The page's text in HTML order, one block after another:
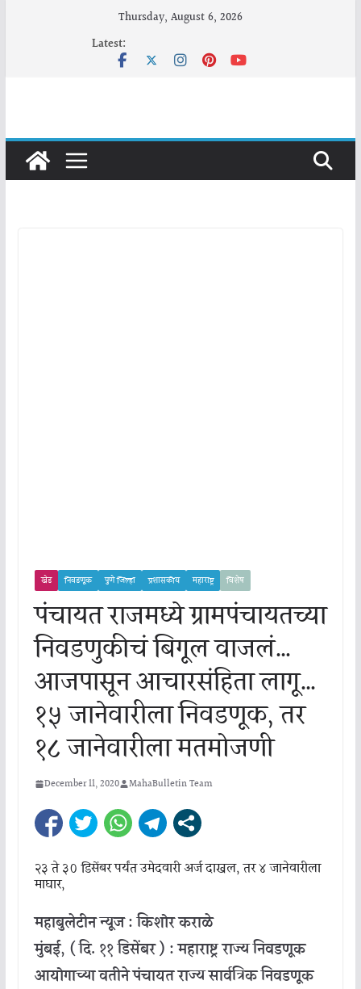
Thursday, August 6, 2026
Latest:
खेड निवडणूक पुणे जिल्हा प्रशासकीय महाराष्ट्र विशेष
पंचायत राजमध्ये ग्रामपंचायतच्या
निवडणुकीचं बिगूल वाजलं…
आजपासून आचारसंहिता लागू…
१५ जानेवारीला निवडणूक, तर
१८ जानेवारीला मतमोजणी
December 11, 2020 MahaBulletin Team
२३ ते ३० डिसेंबर पर्यंत उमेदवारी अर्ज दाखल, तर ४ जानेवारीला
माघार,
महाबुलेटीन न्यूज : किशोर कराळे
मुंबई, ( दि. ११ डिसेंबर ) : महाराष्ट्र राज्य निवडणूक
आयोगाच्या वतीने पंचायत राज्य सार्वत्रिक निवडणूक